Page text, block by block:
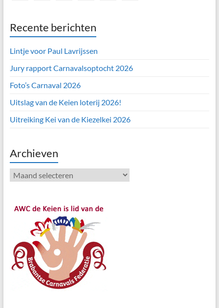
Recente berichten
Lintje voor Paul Lavrijssen
Jury rapport Carnavalsoptocht 2026
Foto’s Carnaval 2026
Uitslag van de Keien loterij 2026!
Uitreiking Kei van de Kiezelkei 2026
Archieven
Archieven